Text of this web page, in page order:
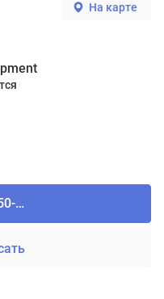
На карте
+7 (495) 150-90-61